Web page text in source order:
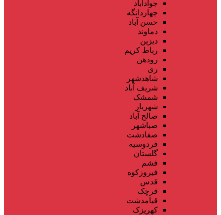
جوادآباد
چهاردانگه
حسن آباد
دماوند
دیزین
رباط کریم
رودهن
ری
شاهدشهر
شریف آباد
شمشک
شهریار
صالح آباد
صباشهر
صفادشت
فردوسیه
گلستان
فشم
فیروزکوه
قدس
قرچک
قیامدشت
کهریزک